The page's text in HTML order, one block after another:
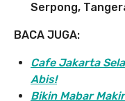
Serpong,
BACA JUGA:
Cafe Jakarta
Abis!
Bikin Mabar